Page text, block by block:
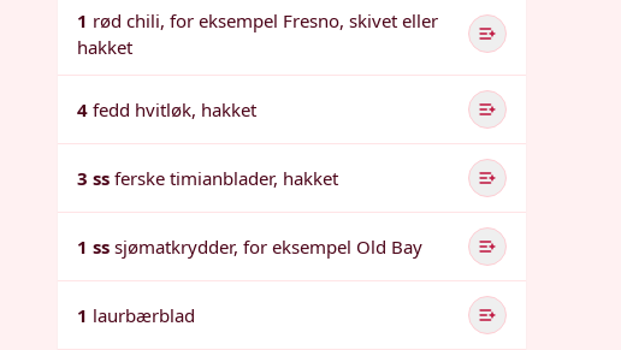
1 rød chili, for eksempel Fresno, skivet eller
hakket
4 fedd hvitløk, hakket
3 ss ferske timianblader, hakket
1 ss sjømatkrydder, for eksempel Old Bay
1 laurbærblad